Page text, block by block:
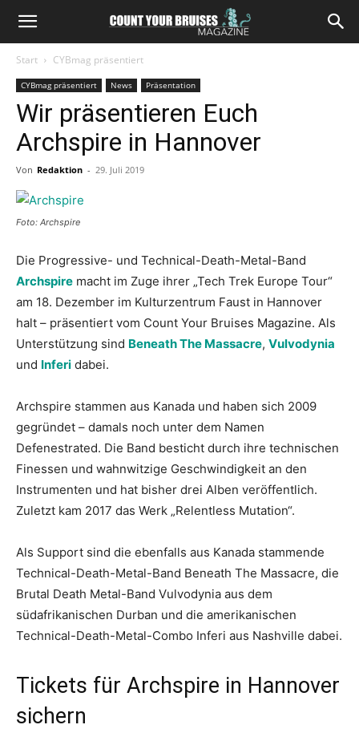
Start CYBmag präsentiert
CYBmag präsentiert News Präsentation
Wir präsentieren Euch
Archspire in Hannover
Von Redaktion - 29. Juli 2019
Foto: Archspire
Die Progressive- und Technical-Death-Metal-Band
Archspire macht im Zuge ihrer „Tech Trek Europe Tour“
am 18. Dezember im Kulturzentrum Faust in Hannover
halt – präsentiert vom Count Your Bruises Magazine. Als
Unterstützung sind Beneath The Massacre, Vulvodynia
und Inferi dabei.
Archspire stammen aus Kanada und haben sich 2009
gegründet – damals noch unter dem Namen
Defenestrated. Die Band besticht durch ihre technischen
Finessen und wahnwitzige Geschwindigkeit an den
Instrumenten und hat bisher drei Alben veröffentlich.
Zuletzt kam 2017 das Werk „Relentless Mutation“.
Als Support sind die ebenfalls aus Kanada stammende
Technical-Death-Metal-Band Beneath The Massacre, die
Brutal Death Metal-Band Vulvodynia aus dem
südafrikanischen Durban und die amerikanischen
Technical-Death-Metal-Combo Inferi aus Nashville dabei.
Tickets für Archspire in Hannover
sichern